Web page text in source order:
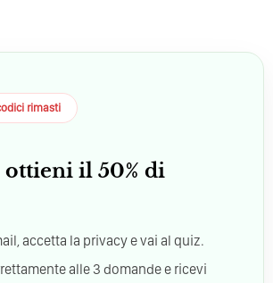
rimasti
ottieni il 50% di
accetta la privacy e vai al quiz.
alle 3 domande e ricevi